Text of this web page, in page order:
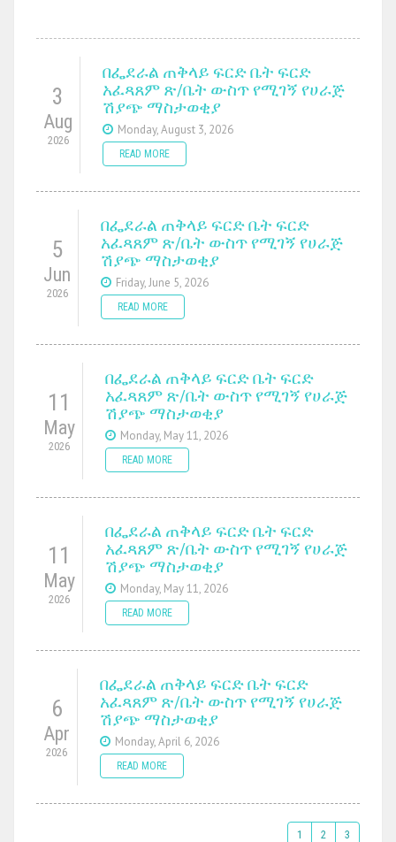
3
Aug
2026
በፌደራል ጠቅላይ ፍርድ ቤት ፍርድ
አፈጻጸም ጽ/ቤት ውስጥ የሚገኝ የሀራጅ
ሽያጭ ማስታወቂያ
Monday, August 3, 2026
READ MORE
5
Jun
2026
በፌደራል ጠቅላይ ፍርድ ቤት ፍርድ
አፈጻጸም ጽ/ቤት ውስጥ የሚገኝ የሀራጅ
ሽያጭ ማስታወቂያ
Friday, June 5, 2026
READ MORE
11
May
2026
በፌደራል ጠቅላይ ፍርድ ቤት ፍርድ
አፈጻጸም ጽ/ቤት ውስጥ የሚገኝ የሀራጅ
ሽያጭ ማስታወቂያ
Monday, May 11, 2026
READ MORE
11
May
2026
በፌደራል ጠቅላይ ፍርድ ቤት ፍርድ
አፈጻጸም ጽ/ቤት ውስጥ የሚገኝ የሀራጅ
ሽያጭ ማስታወቂያ
Monday, May 11, 2026
READ MORE
6
Apr
2026
በፌደራል ጠቅላይ ፍርድ ቤት ፍርድ
አፈጻጸም ጽ/ቤት ውስጥ የሚገኝ የሀራጅ
ሽያጭ ማስታወቂያ
Monday, April 6, 2026
READ MORE
1 2 3